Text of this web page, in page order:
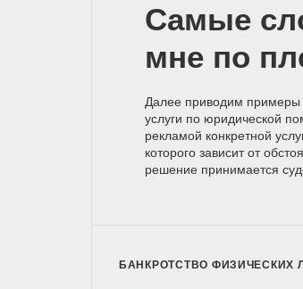
Самые
мне по
Далее приводим примеры
услуги по юридической
рекламой конкретной
которого зависит от
решение принимается
БАНКРОТСТВО ФИЗИЧЕСКИХ